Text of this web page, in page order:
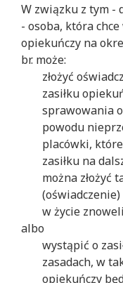
W związku z tym -
- osoba, która
opiekuńczy na
br. może:
złożyć
zasiłku
sprawowania
powodu
placówki,
zasiłku na
można złożyć
w życie
albo
wystąpić o
zasadach, w
opiekuńczy